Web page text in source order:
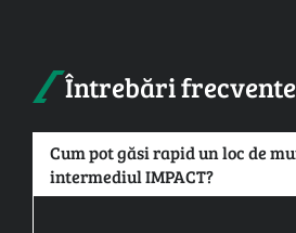
Întrebări frecvente
Cum pot găsi rapid un loc de
intermediul IMPACT?